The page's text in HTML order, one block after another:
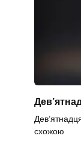
схожою